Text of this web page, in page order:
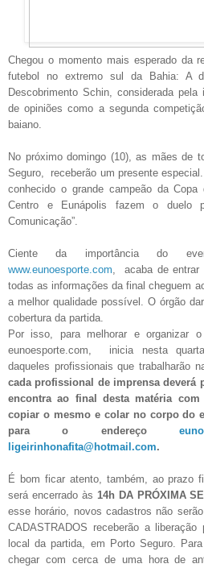
Chegou o momento mais esperado da
futebol no extremo sul da Bahia: A
Descobrimento Schin, considerada
de opiniões como a segunda
baiano.
No próximo domingo (10), as mães de
Seguro, receberão um presente
conhecido o grande campeão da
Centro e Eunápolis fazem o duelo
Comunicação”.
Ciente da importância do
www.eunoesporte.com , acaba de
todas as informações da final cheguem
a melhor qualidade possível. O órgão
cobertura da partida.
Por isso, para melhorar e organizar
eunoesporte.com, inicia nesta
daqueles profissionais que trabalharão
cada profissional de imprensa deverá
encontra ao final desta matéria
copiar o mesmo e colar no corpo do
para o endereço
ligeirinhonafita@hotmail.com.
É bom ficar atento, também, ao prazo
será encerrado às 14h DA PRÓXIMA
esse horário, novos cadastros não
CADASTRADOS receberão a
local da partida, em Porto Seguro.
chegar com cerca de uma hora de